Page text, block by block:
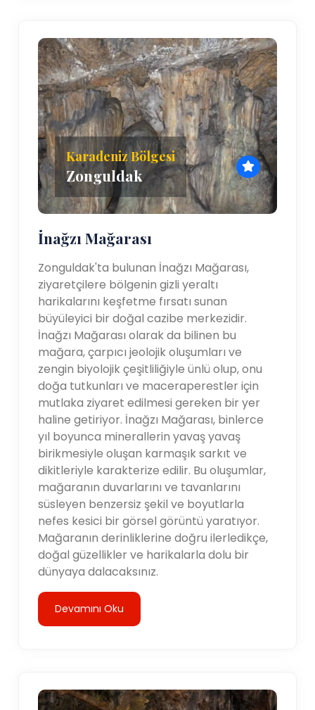
Karadeniz Bölgesi
Zonguldak
İnağzı Mağarası
Zonguldak'ta bulunan İnağzı Mağarası,
ziyaretçilere bölgenin gizli yeraltı
harikalarını keşfetme fırsatı sunan
büyüleyici bir doğal cazibe merkezidir.
İnağzı Mağarası olarak da bilinen bu
mağara, çarpıcı jeolojik oluşumları ve
zengin biyolojik çeşitliliğiyle ünlü olup, onu
doğa tutkunları ve maceraperestler için
mutlaka ziyaret edilmesi gereken bir yer
haline getiriyor. İnağzı Mağarası, binlerce
yıl boyunca minerallerin yavaş yavaş
birikmesiyle oluşan karmaşık sarkıt ve
dikitleriyle karakterize edilir. Bu oluşumlar,
mağaranın duvarlarını ve tavanlarını
süsleyen benzersiz şekil ve boyutlarla
nefes kesici bir görsel görüntü yaratıyor.
Mağaranın derinliklerine doğru ilerledikçe,
doğal güzellikler ve harikalarla dolu bir
dünyaya dalacaksınız.
Devamını Oku